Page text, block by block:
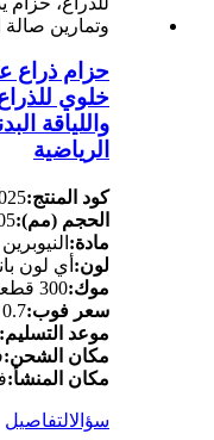
حزام ذراع
خلوي
واللياقة
الرياضية
كود المنتج:
الحجم (مم):
مادة: النيوبرين
لون: أي لون
موك:300 قطعة
سعر فوب:0.7 دولار - 1.3 دولار
موعد التسليم:
مكان الشحن:
مكان المنشأ:
سؤالالتفاصيل